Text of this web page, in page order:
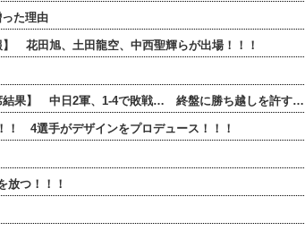
た理由
花田旭、土田龍空、中西聖輝らが出場！！！
結果】 中日2軍、1-4で敗戦… 終盤に勝ち越しを許す…
！ 4選手がデザインをプロデュース！！！
放つ！！！